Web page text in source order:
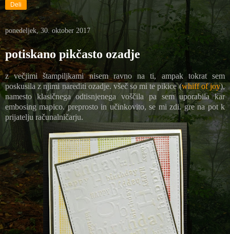
Deli
ponedeljek, 30. oktober 2017
potiskano pikčasto ozadje
z večjimi štampiljkami nisem ravno na ti, ampak tokrat sem
poskusila z njimi narediti ozadje. všeč so mi te pikice (whiff of joy),
namesto klasičnega odtisnjenega voščila pa sem uporabila kar
embosing mapico. preprosto in učinkovito, se mi zdi. gre na pot k
prijatelju računalničarju.